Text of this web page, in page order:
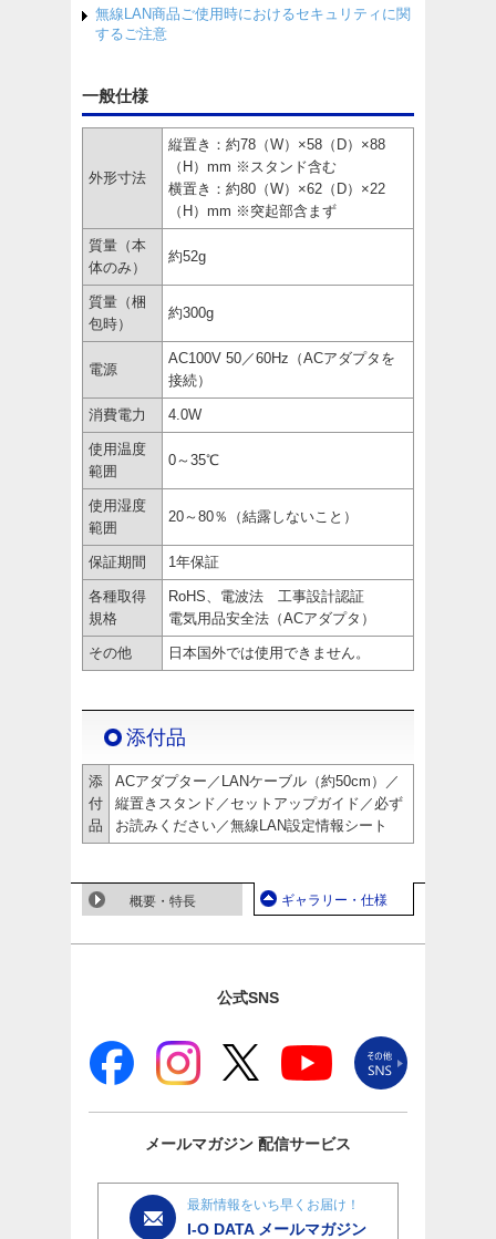
無線LAN商品ご使用時におけるセキュリティに関
するご注意
一般仕様
外形寸法
縦置き：約78（W）×58（D）×88
（H）mm ※スタンド含む
横置き：約80（W）×62（D）×22
（H）mm ※突起部含まず
質量（本
体のみ）
約52g
質量（梱
包時）
約300g
電源
AC100V 50／60Hz（ACアダプタを
接続）
消費電力 4.0W
使用温度
範囲
0～35℃
使用湿度
範囲
20～80％（結露しないこと）
保証期間 1年保証
各種取得
規格
RoHS、電波法 工事設計認証
電気用品安全法（ACアダプタ）
その他 日本国外では使用できません。
添付品
添
付
品
ACアダプター／LANケーブル（約50cm）／
縦置きスタンド／セットアップガイド／必ず
お読みください／無線LAN設定情報シート
概要・特長 ギャラリー・仕様
公式SNS
メールマガジン 配信サービス
最新情報をいち早くお届け！
I-O DATA メールマガジン